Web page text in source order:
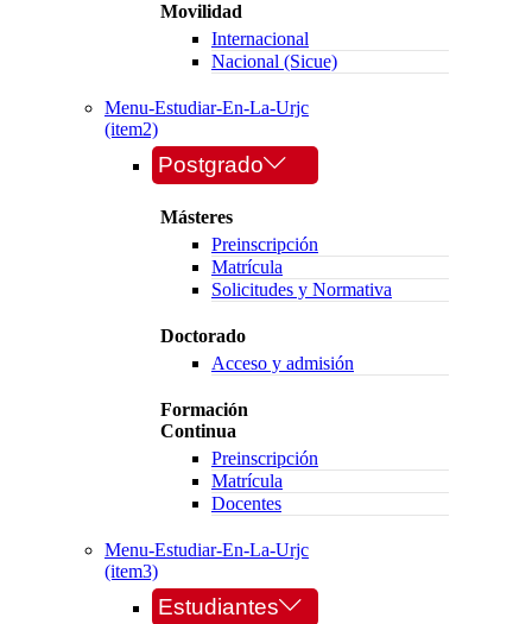
Movilidad
Internacional
Nacional (Sicue)
Menu-Estudiar-En-La-Urjc
(item2)
Postgrado
Másteres
Preinscripción
Matrícula
Solicitudes y Normativa
Doctorado
Acceso y admisión
Formación
Continua
Preinscripción
Matrícula
Docentes
Menu-Estudiar-En-La-Urjc
(item3)
Estudiantes